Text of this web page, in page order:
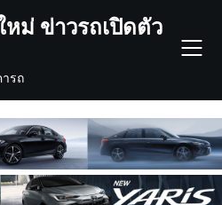
ม่ ข่าวรถเปิดตัว
รถ